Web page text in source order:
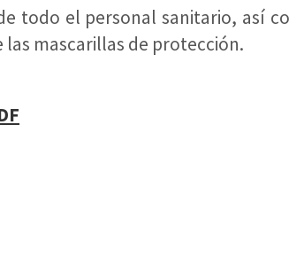
todo el personal sanitario, así
mascarillas de protección.